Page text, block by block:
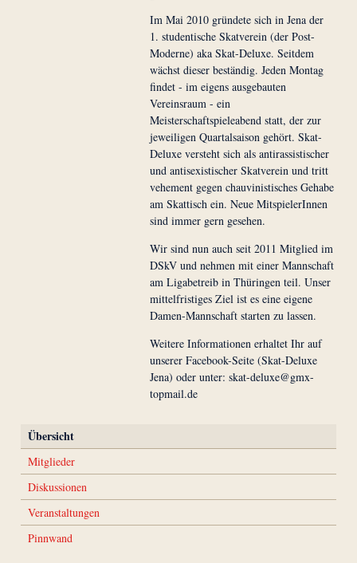
Im Mai 2010 gründete sich in Jena der
1. studentische Skatverein (der Post-
Moderne) aka Skat-Deluxe. Seitdem
wächst dieser beständig. Jeden Montag
findet - im eigens ausgebauten
Vereinsraum - ein
Meisterschaftspieleabend statt, der zur
jeweiligen Quartalsaison gehört. Skat-
Deluxe versteht sich als antirassistischer
und antisexistischer Skatverein und tritt
vehement gegen chauvinistisches Gehabe
am Skattisch ein. Neue MitspielerInnen
sind immer gern gesehen.
Wir sind nun auch seit 2011 Mitglied im
DSkV und nehmen mit einer Mannschaft
am Ligabetreib in Thüringen teil. Unser
mittelfristiges Ziel ist es eine eigene
Damen-Mannschaft starten zu lassen.
Weitere Informationen erhaltet Ihr auf
unserer Facebook-Seite (Skat-Deluxe
Jena) oder unter: skat-deluxe@gmx-
topmail.de
Übersicht
Mitglieder
Diskussionen
Veranstaltungen
Pinnwand